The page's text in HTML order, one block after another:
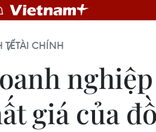
TẾTÀI CHÍNH
giá của